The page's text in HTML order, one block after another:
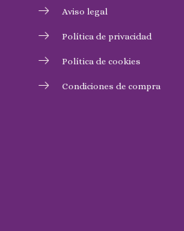
Aviso legal
Política de privacidad
Política de cookies
Condiciones de compra